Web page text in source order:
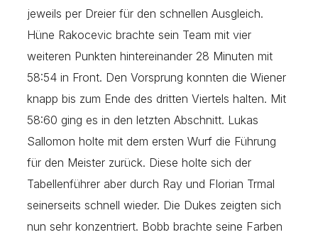
jeweils per Dreier für den schnellen Ausgleich.
Hüne Rakocevic brachte sein Team mit vier
weiteren Punkten hintereinander 28 Minuten mit
58:54 in Front. Den Vorsprung konnten die Wiener
knapp bis zum Ende des dritten Viertels halten. Mit
58:60 ging es in den letzten Abschnitt. Lukas
Sallomon holte mit dem ersten Wurf die Führung
für den Meister zurück. Diese holte sich der
Tabellenführer aber durch Ray und Florian Trmal
seinerseits schnell wieder. Die Dukes zeigten sich
nun sehr konzentriert. Bobb brachte seine Farben